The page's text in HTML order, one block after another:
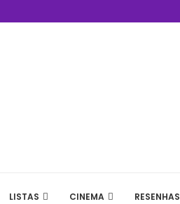
LISTAS CINEMA RESENHAS